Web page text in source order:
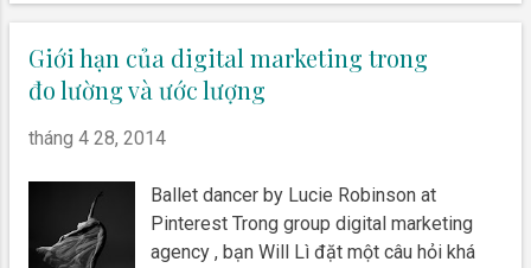
kê dưới đây dựa vào kết quả của
36,764,575 impression của Facebook Ad
và 67,416,142 impression của Google
Adword...
Giới hạn của digital marketing trong
đo lường và ước lượng
tháng 4 28, 2014
Ballet dancer by Lucie Robinson at
Pinterest Trong group digital marketing
agency , bạn Will Lì đặt một câu hỏi khá